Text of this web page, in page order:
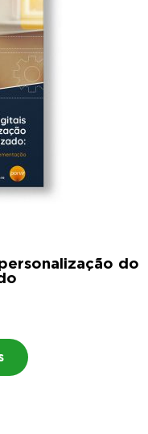
do